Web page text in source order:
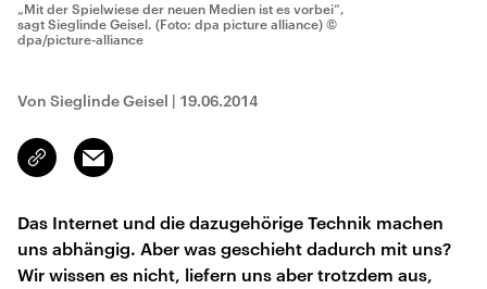
„Mit der Spielwiese der neuen Medien ist es vorbei“,
sagt Sieglinde Geisel. (Foto: dpa picture alliance) ©
dpa/picture-alliance
Von Sieglinde Geisel | 19.06.2014
Link
kopieren/teilen
Email
Das Internet und die dazugehörige Technik machen
uns abhängig. Aber was geschieht dadurch mit uns?
Wir wissen es nicht, liefern uns aber trotzdem aus,